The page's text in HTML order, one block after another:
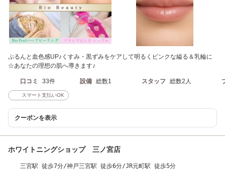
ぷるんと血色感UP♪くすみ・黒ずみをケアして明るくピンクな縊る＆乳輪に
☆あなたの理想の肌へ導きます♪
口コミ 33件 設備 総数1 スタッフ 総数2人
スマート支払いOK
クーポンを表示
ホワイトニングショップ 三ノ宮店
三宮駅 徒歩7分/神戸三宮駅 徒歩6分/JR元町駅 徒歩5分